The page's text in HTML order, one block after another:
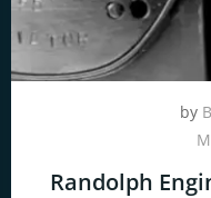
by
Randolph